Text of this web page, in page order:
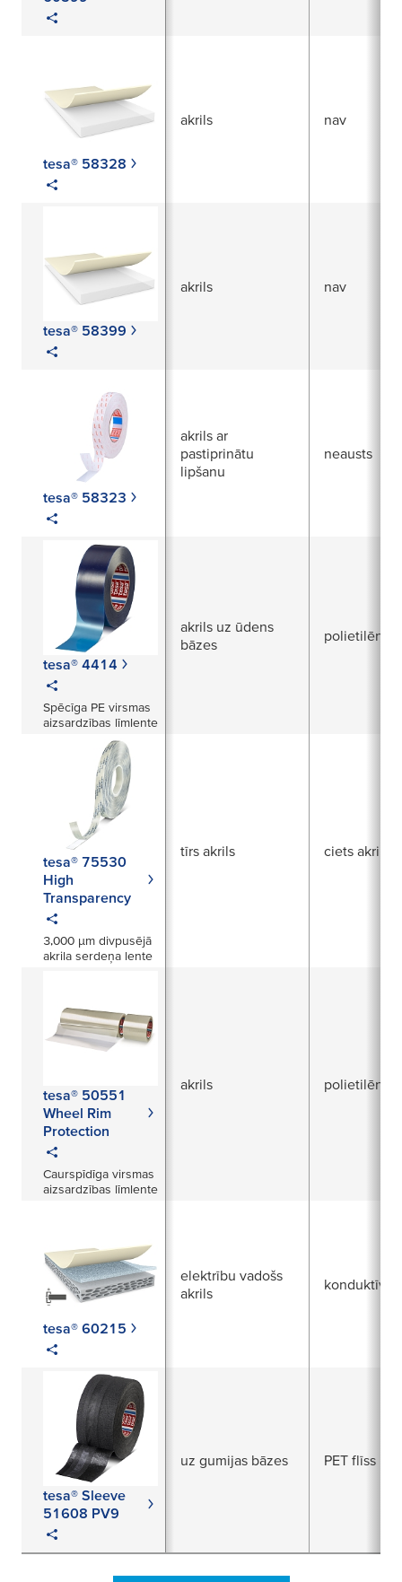
tesa® 58328
akrils nav
tesa® 58399
akrils nav
tesa® 58323
akrils ar
pastiprinātu
lipšanu
neausts
tesa® 4414
Spēcīga PE virsmas
aizsardzības līmlente
akrils uz ūdens
bāzes
polietilēna
tesa® 75530
High
Transparency
3,000 µm divpusējā
akrila serdeņa lente
tīrs akrils ciets akrils
tesa® 50551
Wheel Rim
Protection
Caurspīdīga virsmas
aizsardzības līmlente
akrils polietilēna
tesa® 60215
elektrību vadošs
akrils
tesa® Sleeve
51608 PV9
uz gumijas bāzes PET flīss